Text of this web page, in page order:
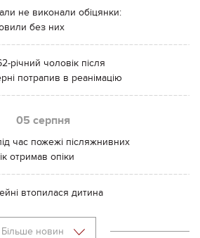
не виконали обіцянки:
без них
річний чоловік після
потрапив в реанімацію
05 серпня
час пожежі післяжнивних
отримав опіки
втопилася дитина
Більше новин